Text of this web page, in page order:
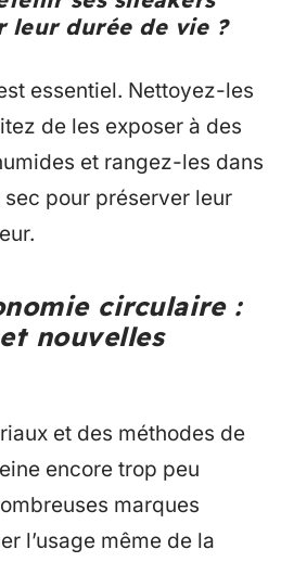
leur durée de vie ?
essentiel. Nettoyez-les
de les exposer à des
et rangez-les dans
pour préserver leur
circulaire :
nouvelles
et des méthodes de
encore trop peu
marques
l’usage même de la